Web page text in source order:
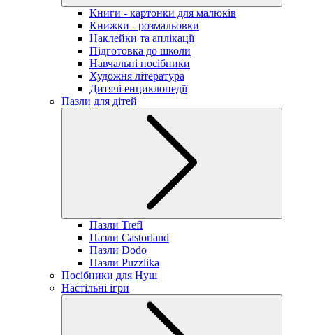
Книги - картонки для малюків
Книжки - розмальовки
Наклейки та аплікації
Підготовка до школи
Навчальні посібники
Художня література
Дитячі енциклопедії
Пазли для дітей
Пазли Trefl
Пазли Castorland
Пазли Dodo
Пазли Puzzlika
Посібники для Нуш
Настільні ігри